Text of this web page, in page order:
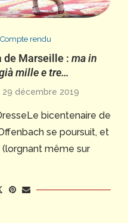
Compte rendu
de Marseille :ma in
mille e tre…
29 décembre 2019
bicentenaire de
se poursuit, et
même sur